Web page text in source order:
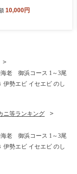
り 漬物 朝食 弁当
10,000円
海老 御浜コース 1～3尾
伊勢エビ イセエビ のし
ニ等ランキング
海老 御浜コース 1～3尾
伊勢エビ イセエビ のし